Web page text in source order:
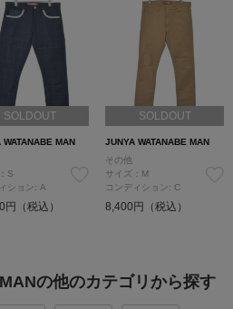
SOLDOUT
WATANABE MAN
S
ション: A
円（税込）
SOLDOUT
JUNYA WATANABE MAN
その他
サイズ：M
コンディション: C
8,400円（税込）
の他のカテゴリから探す